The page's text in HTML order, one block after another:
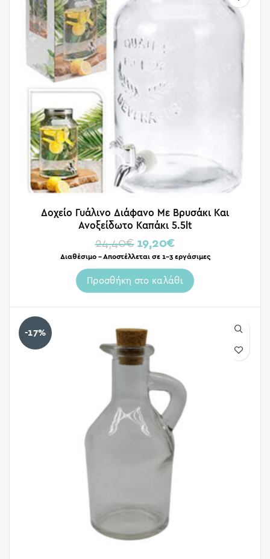
Δοχείο Γυάλινο Διάφανο Με Βρυσάκι Και
Ανοξείδωτο Καπάκι 5.5lt
24,40€ 19,20€
Διαθέσιμο – Αποστέλλεται σε 1-3 εργάσιμες
Προσθήκη στο καλάθι
-17%